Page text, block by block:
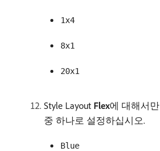
1x4
8x1
20x1
Style Layout Flex​에 대해서만
중 하나로 설정하십시오.
Blue